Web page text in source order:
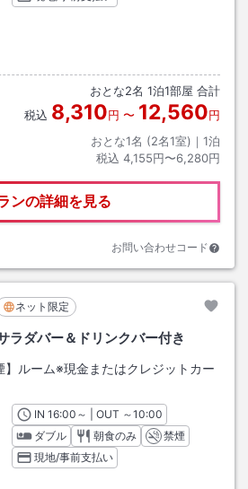
おとな2名 1泊1部屋 合計
税込 8,310円 〜 12,560円
おとな1名 (2名1室)｜ 1泊
税込 4,155円〜6,280円
ンの詳細を見る
お問い合わせコード
ネット限定
ダバー＆ドリンクバー付き
】ルーム※現金またはクレジットカー
INチェックイン
16:00 ～ | OUT チェックアウト
～10:00
ダブル
朝食のみ
禁煙
現地/事前支払い